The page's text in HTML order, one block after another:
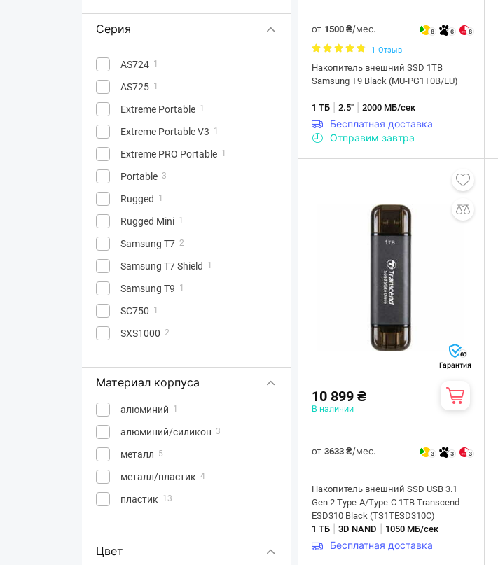
Серия
AS724 1
AS725 1
Extreme Portable 1
Extreme Portable V3 1
Extreme PRO Portable 1
Portable 3
Rugged 1
Rugged Mini 1
Samsung T7 2
Samsung T7 Shield 1
Samsung T9 1
SC750 1
SXS1000 2
Материал корпуса
алюминий 1
алюминий/силикон 3
металл 5
металл/пластик 4
пластик 13
Цвет
от 1500 ₴/мес. 8 6 8
1 Отзыв
Накопитель внешний SSD 1TB
Samsung T9 Black (MU-PG1T0B/EU)
1 ТБ 2.5" 2000 МБ/сек
Бесплатная доставка
Отправим завтра
60
Гарантия
10 899 ₴
В наличии
от 3633 ₴/мес. 3 3 3
Накопитель внешний SSD USB 3.1
Gen 2 Type-A/Type-C 1TB Transcend
ESD310 Black (TS1TESD310C)
1 ТБ
3D NAND 1050 МБ/сек
Бесплатная доставка